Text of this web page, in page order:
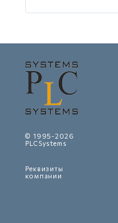
© 1995-2026
PLCSystems
Реквизиты
компании